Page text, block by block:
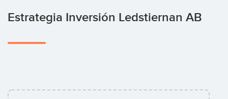
Estrategia Inversión Ledstiernan AB